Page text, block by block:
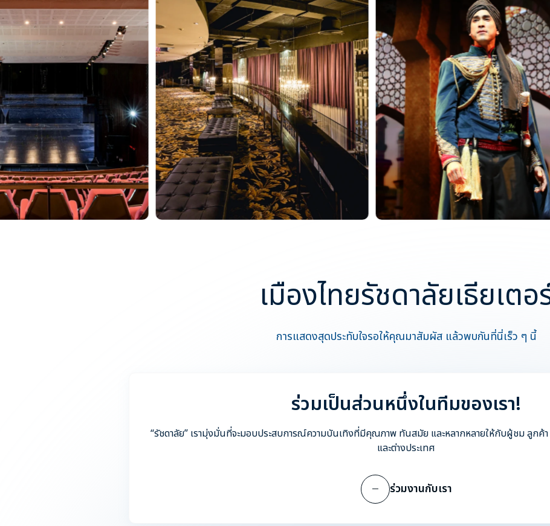
เมืองไทยรัชดาลัยเธียเตอ
การแสดงสุดประทับใจรอให้คุณมาสัมผัส แล้วพบกันที่นี่เร็ว ๆ นี้
ร่วมเป็นส่วนหนึ่งในทีมของเรา!
“รัชดาลัย” เรามุ่งมั่นที่จะมอบประสบการณ์ความบันเทิงที่มีคุณภาพ ทันสมัย และหลากหลายให้กับผู้ชม ลูกค้า
และต่างประเทศ
ร่วมงานกับเรา